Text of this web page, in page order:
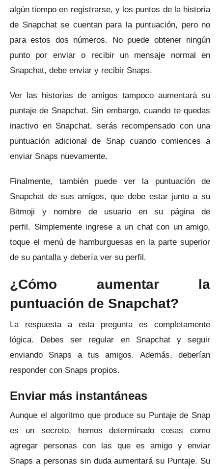
algún tiempo en registrarse, y los puntos de la historia
de Snapchat se cuentan para la puntuación, pero no
para estos dos números. No puede obtener ningún
punto por enviar o recibir un mensaje normal en
Snapchat, debe enviar y recibir Snaps.
Ver las historias de amigos tampoco aumentará su
puntaje de Snapchat. Sin embargo, cuando te quedas
inactivo en Snapchat, serás recompensado con una
puntuación adicional de Snap cuando comiences a
enviar Snaps nuevamente.
Finalmente, también puede ver la puntuación de
Snapchat de sus amigos, que debe estar junto a su
Bitmoji y nombre de usuario en su página de
perfil. Simplemente ingrese a un chat con un amigo,
toque el menú de hamburguesas en la parte superior
de su pantalla y debería ver su perfil.
¿Cómo aumentar la
puntuación de Snapchat?
La respuesta a esta pregunta es completamente
lógica. Debes ser regular en Snapchat y seguir
enviando Snaps a tus amigos. Además, deberían
responder con Snaps propios.
Enviar más instantáneas
Aunque el algoritmo que produce su Puntaje de Snap
es un secreto, hemos determinado cosas como
agregar personas con las que es amigo y enviar
Snaps a personas sin duda aumentará su Puntaje. Su